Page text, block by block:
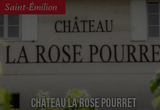
Château La Rose Pourret
Saint-Émilion